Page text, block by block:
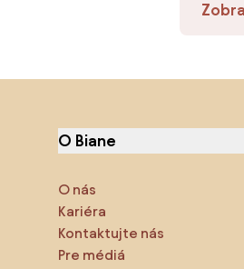
O Biane
O nás
Kariéra
Kontaktujte nás
Pre médiá